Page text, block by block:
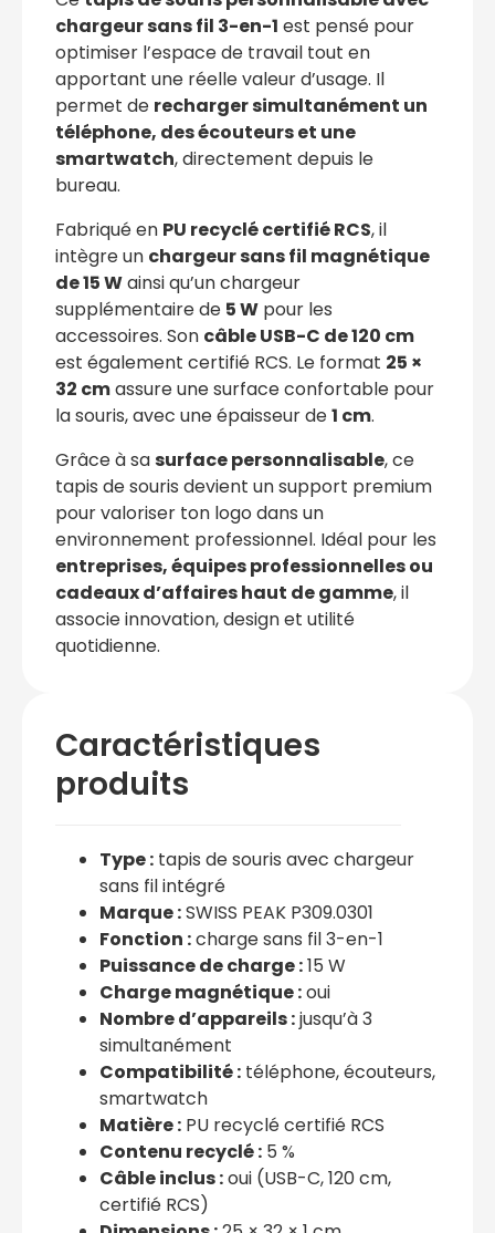
chargeur sans fil 3-en-1 est pensé pour
optimiser l’espace de travail tout en
apportant une réelle valeur d’usage. Il
permet de recharger simultanément un
téléphone, des écouteurs et une
smartwatch, directement depuis le
bureau.
Fabriqué en PU recyclé certifié RCS, il
intègre un chargeur sans fil magnétique
de 15 Wainsi qu’un chargeur
supplémentaire de 5 W pour les
accessoires. Son câble USB-C de 120 cm
est également certifié RCS. Le format 25 ×
32 cmassure une surface confortable pour
la souris, avec une épaisseur de1 cm.
Grâce à sasurface personnalisable, ce
tapis de souris devient un support premium
pour valoriser ton logo dans un
environnement professionnel. Idéal pour les
entreprises, équipes professionnelles ou
cadeaux d’affaires haut de gamme, il
associe innovation, design et utilité
quotidienne.
Caractéristiques
produits
Type : tapis de souris avec chargeur
sans fil intégré
Marque :SWISS PEAK P309.0301
Fonction :charge sans fil 3-en-1
Puissance de charge :15 W
Charge magnétique :oui
Nombre d’appareils :jusqu’à 3
simultanément
Compatibilité : téléphone, écouteurs,
smartwatch
Matière : PU recyclé certifié RCS
Contenu recyclé : 5 %
Câble inclus :oui (USB-C, 120 cm,
certifié RCS)